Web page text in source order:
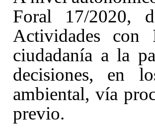
Foral 17/2020,
Actividades con
ciudadanía a la
decisiones, en
ambiental, vía
previo.